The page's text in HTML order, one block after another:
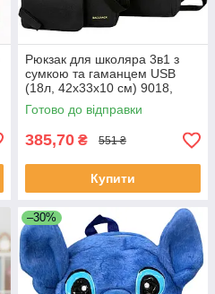
Рюкзак для школяра 3в1 з
сумкою та гаманцем USB
(18л, 42х33х10 см) 9018,
Чорний / Міський рюкзак
Готово до відправки
385,70 ₴ 551 ₴
Купити
–30%